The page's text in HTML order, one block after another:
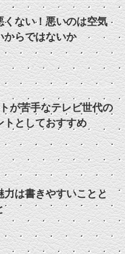
くない！悪いのは空気
からではないか
が苦手なテレビ世代の
トとしておすすめ
力は書きやすいことと